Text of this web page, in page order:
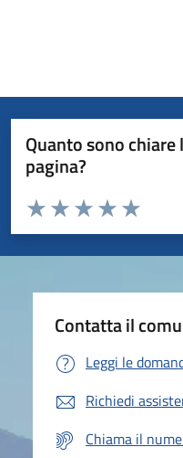
Quanto sono
pagina?
Valuta da 1 a 5 stelle la pagina
Valuta 5
Valuta 4
Valuta 3 stelle su
Valuta 2 stelle su 5
Valuta 1 stelle su 5
Contatta il
Leggi le
Richiedi
Chiama il